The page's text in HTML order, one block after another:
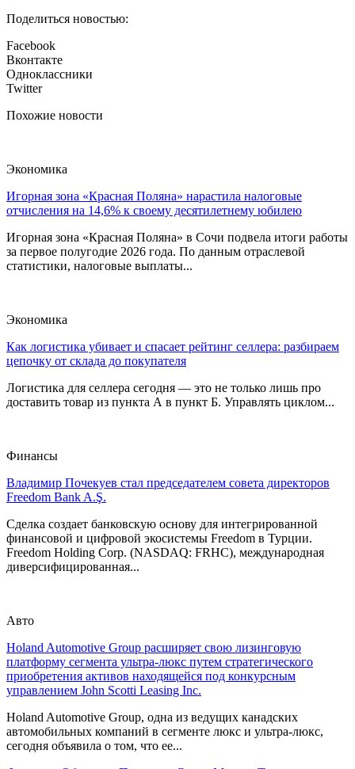
Поделиться новостью:
Facebook
Вконтакте
Одноклассники
Twitter
Похожие новости
Экономика
Игорная зона «Красная Поляна» нарастила налоговые
отчисления на 14,6% к своему десятилетнему юбилею
Игорная зона «Красная Поляна» в Сочи подвела итоги работы
за первое полугодие 2026 года. По данным отраслевой
статистики, налоговые выплаты...
Экономика
Как логистика убивает и спасает рейтинг селлера: разбираем
цепочку от склада до покупателя
Логистика для селлера сегодня — это не только лишь про
доставить товар из пункта А в пункт Б. Управлять циклом...
Финансы
Владимир Почекуев стал председателем совета директоров
Freedom Bank A.Ş.
Сделка создает банковскую основу для интегрированной
финансовой и цифровой экосистемы Freedom в Турции.
Freedom Holding Corp. (NASDAQ: FRHC), международная
диверсифицированная...
Авто
Holand Automotive Group расширяет свою лизинговую
платформу сегмента ультра-люкс путем стратегического
приобретения активов находящейся под конкурсным
управлением John Scotti Leasing Inc.
Holand Automotive Group, одна из ведущих канадских
автомобильных компаний в сегменте люкс и ультра-люкс,
сегодня объявила о том, что ее...